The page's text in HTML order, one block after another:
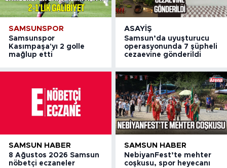
SAMSUNSPOR
Samsunspor
Kasımpaşa'yı 2 golle
mağlup etti
ASAYIŞ
Samsun’da uyuşturucu
operasyonunda 7 şüpheli
cezaevine gönderildi
SAMSUN HABER
8 Ağustos 2026 Samsun
nöbetçi eczaneler
SAMSUN HABER
NebiyanFest’te mehter
coşkusu, spor heyecanı